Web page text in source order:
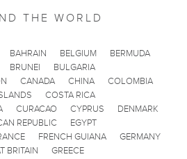
THE WORLD
BAHRAIN BELGIUM
BERMUDA
BRUNEI
BULGARIA
CANADA CHINA
COLOMBIA
COSTA RICA
CURACAO CYPRUS
DENMARK
REPUBLIC
EGYPT
FRENCH GUIANA
GERMANY
BRITAIN
GREECE